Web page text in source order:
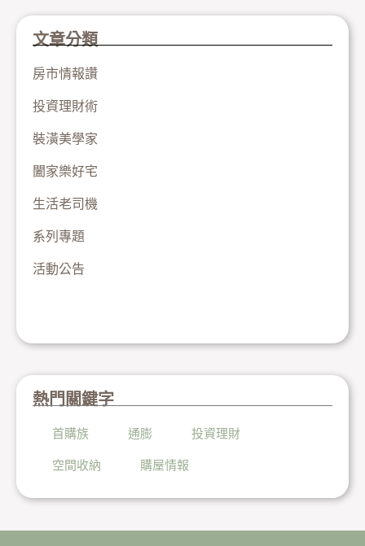
文章分類
房市情報讚
投資理財術
裝潢美學家
闔家樂好宅
生活老司機
系列專題
活動公告
熱門關鍵字
首購族 通膨 投資理財
空間收納 購屋情報